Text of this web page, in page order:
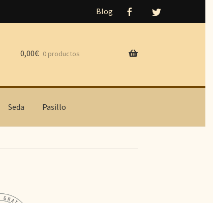
Blog
Seda Pasillo
0,00€ 0 productos